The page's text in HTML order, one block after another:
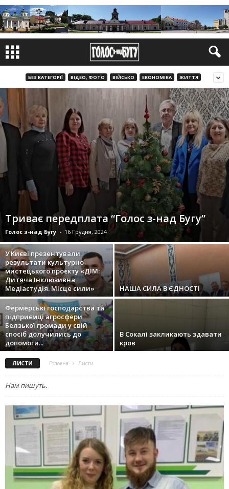
БЕЗ КАТЕГОРІЇ ВІДЕО, ФОТО ВІЙСЬКО ЕКОНОМІКА ЖИТТЯ
Триває передплата “Голос з-над Бугу”
Голос з-над Бугу - 16 Грудня, 2024
У Києві презентували
результати культурно-
мистецького проєкту «ДІМ:
Дитяча Інклюзивна
Медіастудія. Місце сили»
НАША СИЛА В ЄДНОСТІ
Фермерські господарства та
підприємці агросфери
Белзької громади у свій
спосіб долучились до
допомоги...
В Сокалі закликають здавати
кров
ЛИСТИ Головна Листи
Нам пишуть.